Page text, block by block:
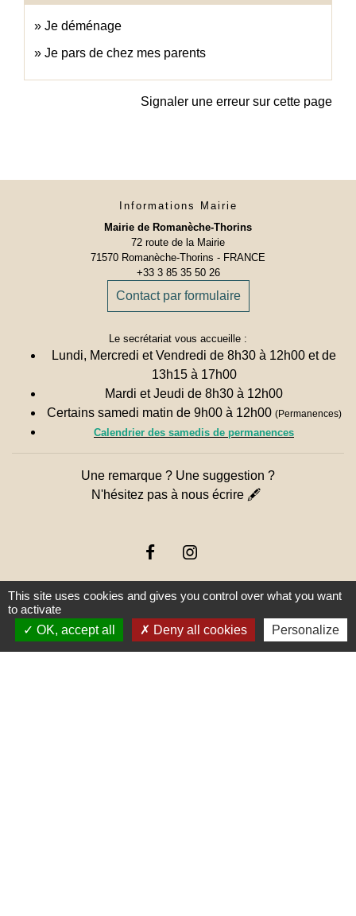
Je déménage
Je pars de chez mes parents
Signaler une erreur sur cette page
Informations Mairie
Mairie de Romanèche-Thorins
72 route de la Mairie
71570 Romanèche-Thorins - FRANCE
+33 3 85 35 50 26
Contact par formulaire
Le secrétariat vous accueille :
Lundi, Mercredi et Vendredi de 8h30 à 12h00 et de
13h15 à 17h00
Mardi et Jeudi de 8h30 à 12h00
Certains samedi matin de 9h00 à 12h00 (Permanences)
Calendrier des samedis de permanences
Une remarque ? Une suggestion ?
N'hésitez pas à nous écrire 🖋
Liens
This site uses cookies and gives you control over what you want
to activate
OK, accept all
Deny all cookies Personalize